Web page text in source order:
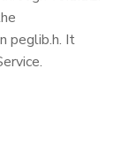
peglib.h. It